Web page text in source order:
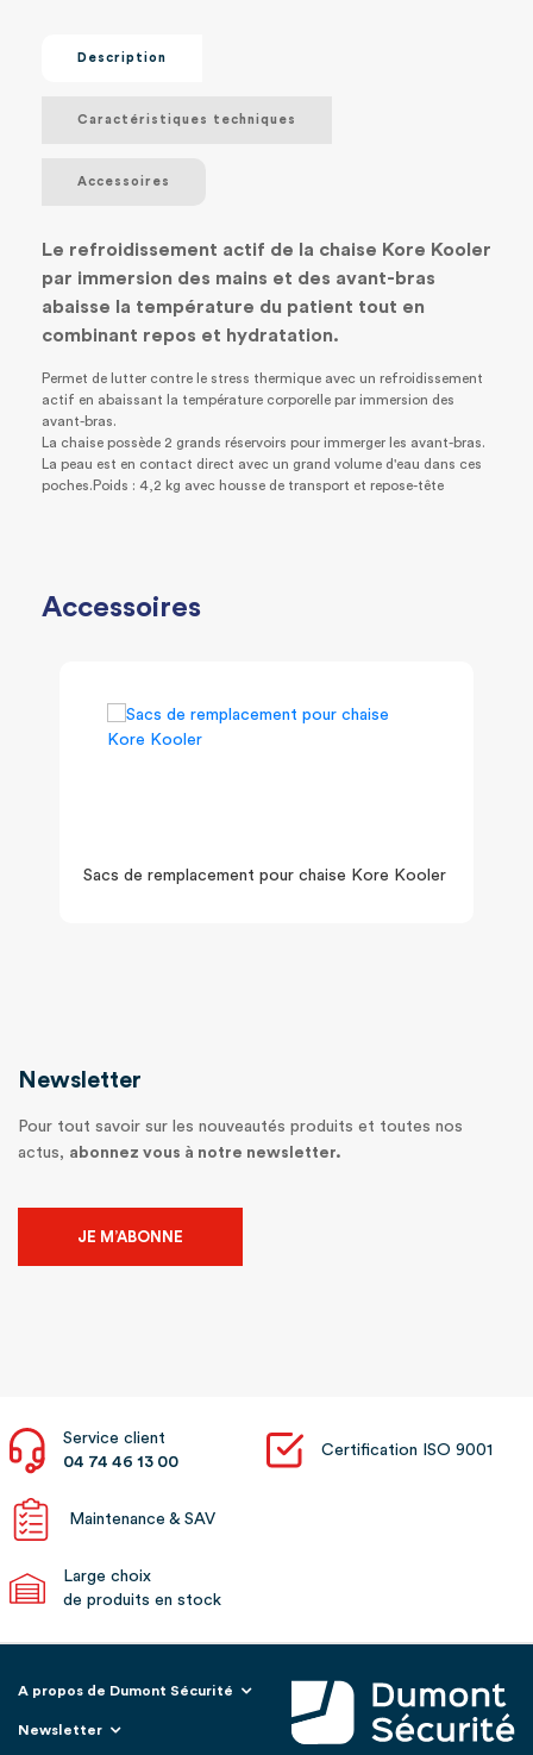
Description
Caractéristiques techniques
Accessoires
Le refroidissement actif de la chaise Kore Kooler
par immersion des mains et des avant-bras
abaisse la température du patient tout en
combinant repos et hydratation.
Permet de lutter contre le stress thermique avec un refroidissement
actif en abaissant la température corporelle par immersion des
avant-bras.
La chaise possède 2 grands réservoirs pour immerger les avant-bras.
La peau est en contact direct avec un grand volume d'eau dans ces
poches.Poids : 4,2 kg avec housse de transport et repose-tête
Accessoires
Sacs de remplacement pour chaise Kore Kooler
Newsletter
Pour tout savoir sur les nouveautés produits et toutes nos
actus, abonnez vous à notre newsletter.
JE M’ABONNE
Service client
04 74 46 13 00
Certification ISO 9001
Maintenance & SAV
Large choix
de produits en stock
A propos de Dumont Sécurité
Newsletter